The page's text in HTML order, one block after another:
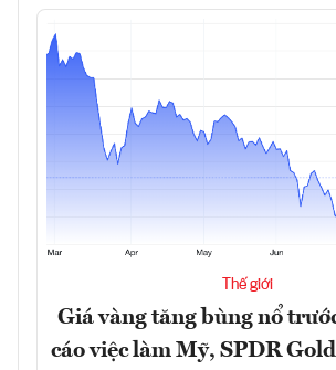
Thế giới
Giá vàng tăng bùng nổ
cáo việc làm Mỹ, SPDR